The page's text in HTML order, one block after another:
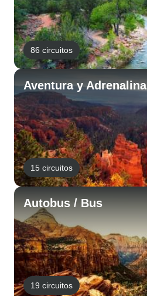
86 circuitos
Aventura y Adrenalina
15 circuitos
Autobus / Bus
19 circuitos